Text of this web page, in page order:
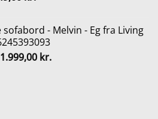
kr..
er:
749,00 kr..
- Melvin - Eg fra Living
Den
1.999,00 kr.Den